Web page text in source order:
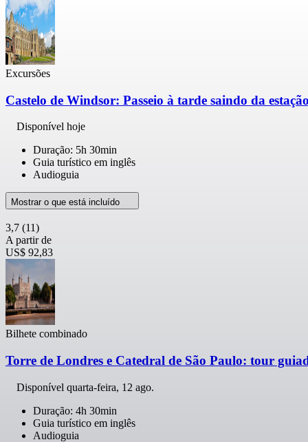
Excursões
Castelo de Windsor: Passeio à tarde saindo da
Disponível hoje
Duração: 5h 30min
Guia turístico em inglês
Audioguia
Mostrar o que está incluído
3,7 (11)
A partir de
US$ 92,83
Bilhete combinado
Torre de Londres e Catedral de São Paulo: tour
Disponível quarta-feira, 12 ago.
Duração: 4h 30min
Guia turístico em inglês
Audioguia